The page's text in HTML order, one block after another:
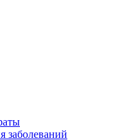
заболеваний